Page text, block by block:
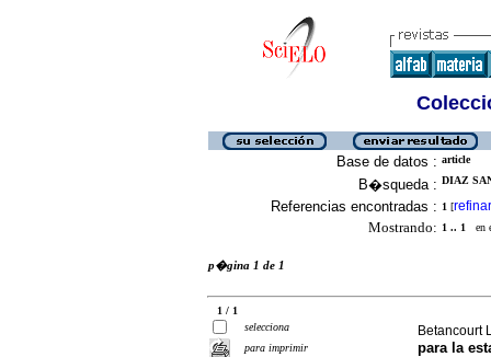
Base de datos : article
B�squeda : DIAZ
Referencias encontradas : 1 [refinar
Mostrando: 1 .. 1 en
p�gina 1 de 1
1 / 1
selecciona
para imprimir
Betancourt
para la